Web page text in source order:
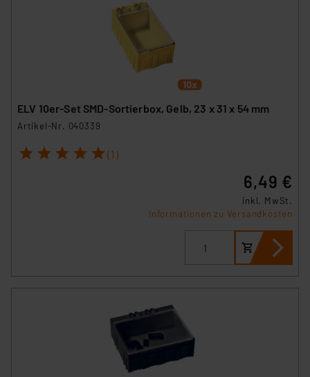
ELV 10er-Set SMD-Sortierbox, Gelb, 23 x 31 x 54 mm
Artikel-Nr. 040339
1 2 3 4 5 (1)
6,49 €
inkl. MwSt.
Informationen zu Versandkosten